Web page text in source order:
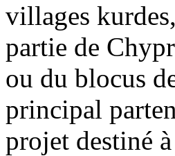
villages
partie de
ou du blocus
principal
projet destiné